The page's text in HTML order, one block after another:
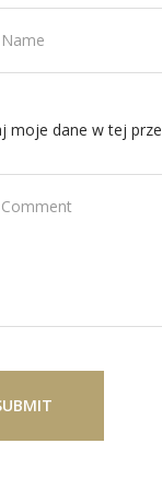
moje dane w tej